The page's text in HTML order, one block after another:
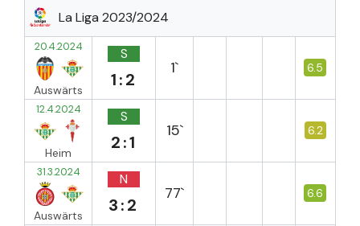
La Liga 2023/2024
20.4.2024
Auswärts
S
1:2
1` 6.5
12.4.2024
Heim
S
2:1
15` 6.2
31.3.2024
Auswärts
N
3:2
77` 6.6